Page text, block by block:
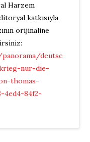
Harzem
katkısıyla
orijinaline
deutsc
nur-die-
thomas-
4ed4-84f2-